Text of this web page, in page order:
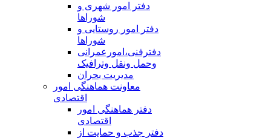
دفتر امور شهری و
شوراها
دفتر امور روستایی و
شوراها
دفترفنی،امورعمرانی
وحمل ونقل وترافيک
مدیریت بحران
معاونت هماهنگی امور
اقتصادی
دفتر هماهنگی امور
اقتصادی
دفتر جذب و حمایت از